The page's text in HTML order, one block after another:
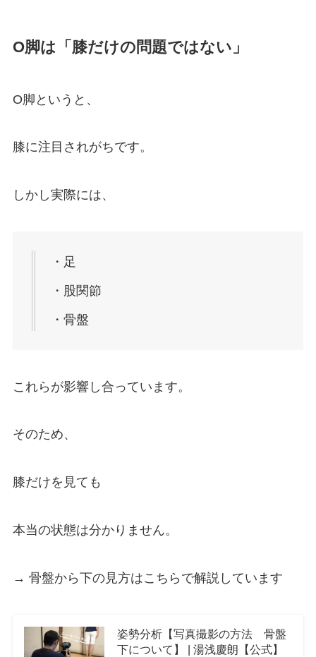
O脚は「膝だけの問題ではない」
O脚というと、
膝に注目されがちです。
しかし実際には、
・足
・股関節
・骨盤
これらが影響し合っています。
そのため、
膝だけを見ても
本当の状態は分かりません。
→ 骨盤から下の見方はこちらで解説しています
姿勢分析【写真撮影の方法 骨盤
下について】 | 湯浅慶朗【公式】